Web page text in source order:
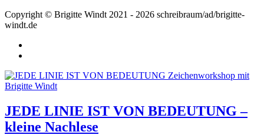
Copyright © Brigitte Windt 2021 - 2026 schreibraum/ad/brigitte-
windt.de
JEDE LINIE IST VON BEDEUTUNG –
kleine Nachlese